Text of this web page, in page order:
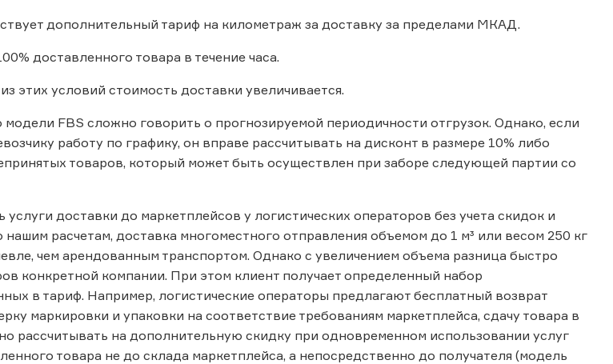
дополнительный тариф на километраж за доставку за пределами МКАД.
доставленного товара в течение часа.
этих условий стоимость доставки увеличивается.
FBS сложно говорить о прогнозируемой периодичности отгрузок. Однако, если
работу по графику, он вправе рассчитывать на дисконт в размере 10% либо
товаров, который может быть осуществлен при заборе следующей партии со
доставки до маркетплейсов у логистических операторов без учета скидок и
расчетам, доставка многоместного отправления объемом до 1 м³ или весом 250 кг
чем арендованным транспортом. Однако с увеличением объема разница быстро
конкретной компании. При этом клиент получает определенный набор
в тариф. Например, логистические операторы предлагают бесплатный возврат
маркировки и упаковки на соответствие требованиям маркетплейса, сдачу товара в
рассчитывать на дополнительную скидку при одновременном использовании услуг
товара не до склада маркетплейса, а непосредственно до получателя (модель